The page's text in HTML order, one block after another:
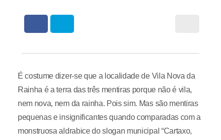
É costume dizer-se que a localidade de Vila Nova da
Rainha é a terra das três mentiras porque não é vila,
nem nova, nem da rainha. Pois sim. Mas são mentiras
pequenas e insignificantes quando comparadas com a
monstruosa aldrabice do slogan municipal “Cartaxo,